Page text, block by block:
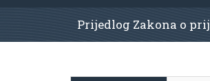
Prijedlog Zakona o